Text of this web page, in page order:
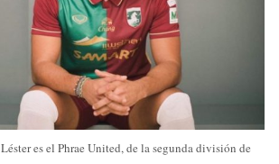
es el Phrae United, de la segunda división de